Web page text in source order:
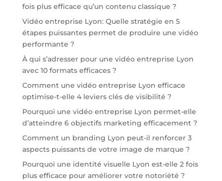
fois plus efficace qu’un contenu classique ?
Vidéo entreprise Lyon: Quelle stratégie en 5
étapes puissantes permet de produire une vidéo
performante ?
À qui s’adresser pour une vidéo entreprise Lyon
avec 10 formats efficaces ?
Comment une vidéo entreprise Lyon efficace
optimise-t-elle 4 leviers clés de visibilité ?
Pourquoi une vidéo entreprise Lyon permet-elle
d’atteindre 6 objectifs marketing efficacement ?
Comment un branding Lyon peut-il renforcer 3
aspects puissants de votre image de marque ?
Pourquoi une identité visuelle Lyon est-elle 2 fois
plus efficace pour améliorer votre notoriété ?